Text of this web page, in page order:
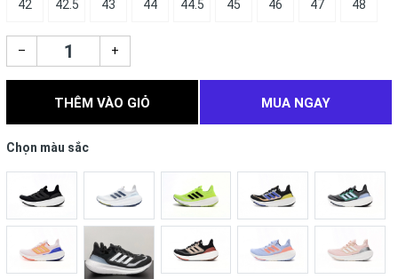
42 42.5 43 44 44.5 45 46 47 48
– +
THÊM VÀO GIỎ MUA NGAY
Chọn màu sắc